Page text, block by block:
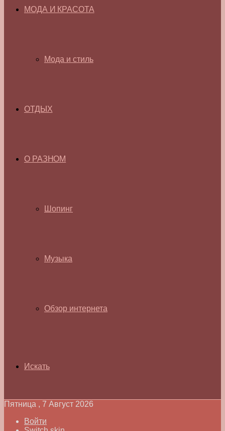
МОДА И КРАСОТА
Мода и стиль
ОТДЫХ
О РАЗНОМ
Шопинг
Музыка
Обзор интернета
Искать
Пятница , 7 Август 2026
Войти